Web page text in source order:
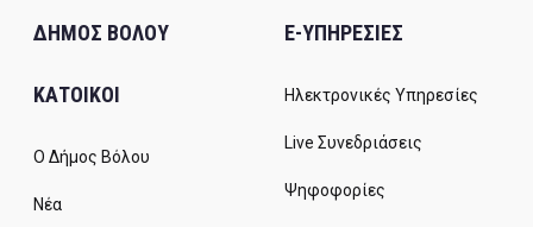
ΔΗΜΟΣ ΒΟΛΟΥ
ΚΑΤΟΙΚΟΙ
Ο Δήμος Βόλου
Νέα
E-ΥΠΗΡΕΣΙΕΣ
Ηλεκτρονικές Υπηρεσίες
Live Συνεδριάσεις
Ψηφοφορίες